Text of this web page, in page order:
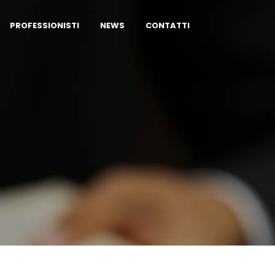
PROFESSIONISTI NEWS CONTATTI